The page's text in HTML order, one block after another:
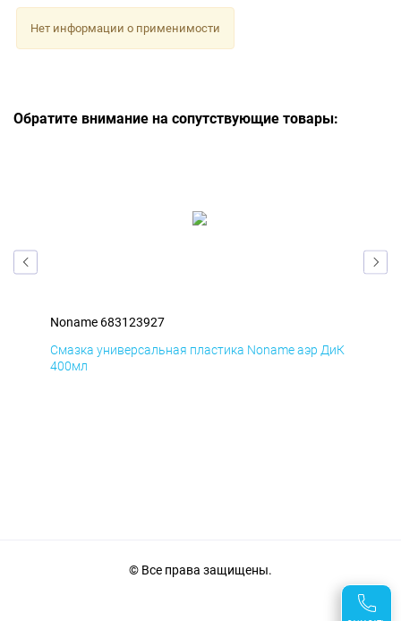
Нет информации о применимости
Обратите внимание на сопутствующие товары:
Noname 683123927
Смазка универсальная пластика Noname аэр ДиК
400мл
© Все права защищены.